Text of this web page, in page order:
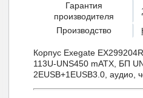
Гарантия
производителя
Производство
Корпус Exegate
113U-UNS450 mATX, БП
2ЕUSB+1ЕUSB3.0, аудио,